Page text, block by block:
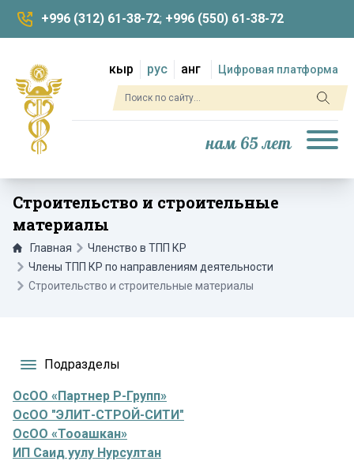
+996 (312) 61-38-72; +996 (550) 61-38-72
кыр рус анг Цифровая платформа
нам 65 лет
Строительство и строительные
материалы
Главная
Членство в ТПП КР
Члены ТПП КР по направлениям деятельности
Строительство и строительные материалы
Подразделы
ОсОО «Партнер Р-Групп»
ОсОО "ЭЛИТ-СТРОЙ-СИТИ"
ОсОО «Тооашкан»
ИП Саид уулу Нурсултан